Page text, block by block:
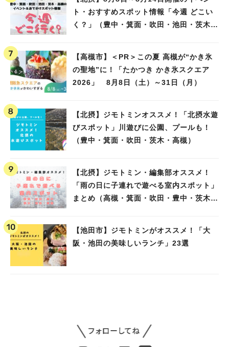
ト・おすすめスポット情報「今週 どこい
く？」（豊中・箕面・吹田・池田・茨木・
【高槻市】＜PR＞この夏 高槻が“かき氷
の聖地”に！「たかつき かき氷スクエア
2026」 8月8日（土）～31日（月）
【北摂】ジモトミンオススメ！「北摂水遊
びスポット」川遊びに公園、プールも！
（豊中・箕面・吹田・茨木・高槻）
【北摂】ジモトミン・編集部オススメ！
「雨の日に子連れで遊べる室内スポット」
まとめ（高槻・箕面・吹田・豊中・茨木・
【池田市】ジモトミンがオススメ！「大
阪・池田の美味しいランチ」23選